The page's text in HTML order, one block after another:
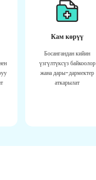
Кам көрүү
Босангандан кийин
үзгүлтүксүз байкоолор
жана дары-дармектер
аткарылат